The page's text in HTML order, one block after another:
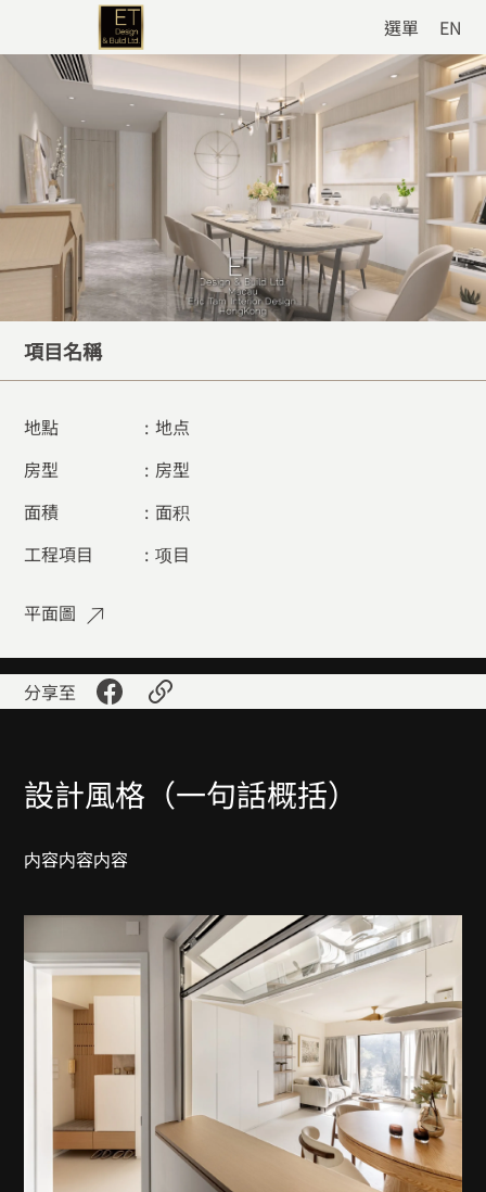
選單 EN
項目名稱
地點 : 地点
房型
: 房型
面積
: 面积
工程項目
: 项目
平面圖
分享至
設計風格（一句話概括）
内容内容内容